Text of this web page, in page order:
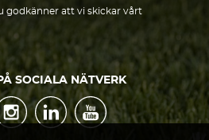
godkänner att vi skickar vårt
SOCIALA NÄTVERK